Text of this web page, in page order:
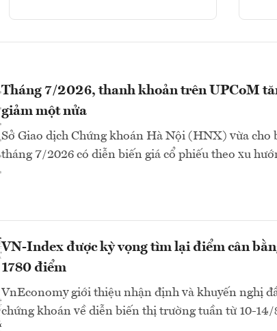
Tháng 7/2026, thanh khoản trên UPCoM
giảm một nửa
Sở Giao dịch Chứng khoán Hà Nội (HNX) vừa
tháng 7/2026 có diễn biến giá cổ phiếu theo xu
VN-Index được kỳ vọng tìm lại điểm cân
1780 điểm
VnEconomy giới thiệu nhận định và khuyến nghị
chứng khoán về diễn biến thị trường tuần từ 10-